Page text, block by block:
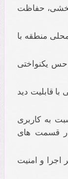
حفاظت
منطقه با
حس یکنواختی
قابلیت دید
به کاربری
در قسمت های
اجرا و امنیت